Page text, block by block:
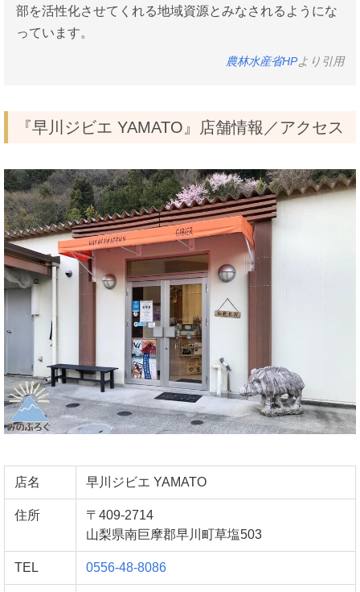
部を活性化させてくれる地域資源とみなされるようにな
っています。
農林水産省HPより引用
『早川ジビエ YAMATO』店舗情報／アクセス
店名 早川ジビエ YAMATO
住所
〒409-2714
山梨県南巨摩郡早川町草塩503
TEL 0556-48-8086